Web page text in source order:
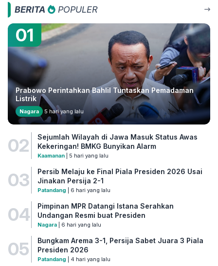
BERITA POPULER
01
Prabowo Perintahkan Bahlil Tuntaskan Pemadaman
Listrik
Nagara 5 hari yang lalu
02
Sejumlah Wilayah di Jawa Masuk Status Awas
Kekeringan! BMKG Bunyikan Alarm
Kaamanan| 5 hari yang lalu
03
Persib Melaju ke Final Piala Presiden 2026 Usai
Jinakan Persija 2-1
Patandang | 6 hari yang lalu
04
Pimpinan MPR Datangi Istana Serahkan
Undangan Resmi buat Presiden
Nagara| 6 hari yang lalu
05
Bungkam Arema 3-1, Persija Sabet Juara 3 Piala
Presiden 2026
Patandang | 4 hari yang lalu